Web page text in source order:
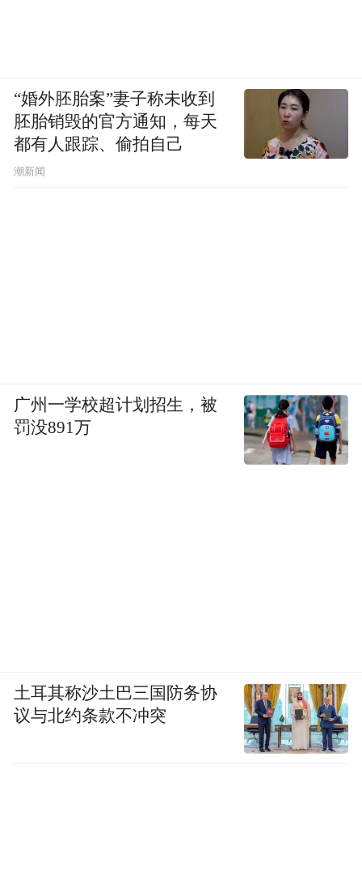
“婚外胚胎案”妻子称未收到
胚胎销毁的官方通知，每天
都有人跟踪、偷拍自己
潮新闻
广州一学校超计划招生，被
罚没891万
土耳其称沙土巴三国防务协
议与北约条款不冲突